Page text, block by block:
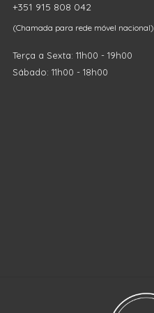
+351 915 808 042
(Chamada para rede móvel nacional)
Terça a Sexta: 11h00 - 19h00
Sábado: 11h00 - 18h00